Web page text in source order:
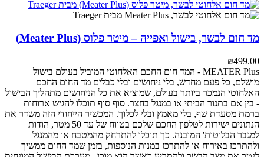
מד חום לבשר, בישול ואפייה – מיטר פלוס (Meater Plus)
₪499.00
MEATER Plus - המד חום החכם האלחוטי המוביל בעולם
בישול
מושלם, כל פעם מחדש, בלי ניחושים ובלי כבלים מד החום החכם
האלחוטי הנמכר ביותר בעולם, שמוציא את כל הניחושים מתהליך הבישול
- בין אם בתנור הביתי או במנגל בחצר. סוף סוף תוכלו להגיש ארוחות
ברמת מסעדת שף, בלי מאמץ ובלי לכלוך. המכשיר הייחודי הזה משדר את
הנתונים ישירות לטלפון החכם שלכם בטווח של עד 50 מטר, הודות
למגבר הבלוטות' המובנה. כך תוכלו להתרחק מהמטבח או מהמנגל
ולהתרכז באירוח או להתרכז במנות הנוספות, בזמן שמד החום ממשיך